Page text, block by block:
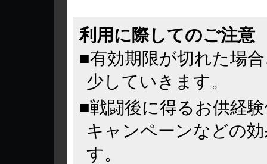
利用に際してのご注意
■有効期限が切れた場
少していきます。
■戦闘後に得るお供経
キャンペーンなどの
す。